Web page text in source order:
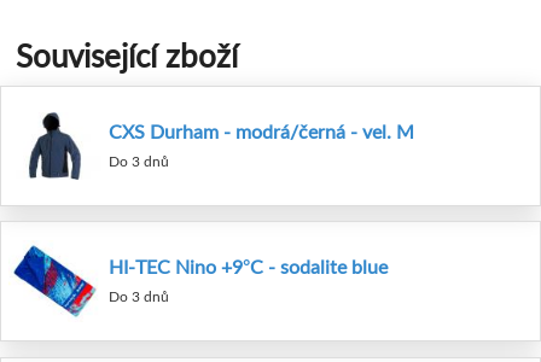
Související zboží
CXS Durham - modrá/černá - vel. M
Do 3 dnů
HI-TEC Nino +9°C - sodalite blue
Do 3 dnů